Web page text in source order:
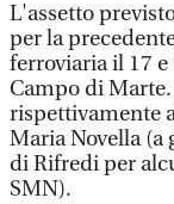
L'assetto
per la
ferroviaria il 17
Campo di
rispettivamente
Maria Novella (a
di Rifredi per
SMN).